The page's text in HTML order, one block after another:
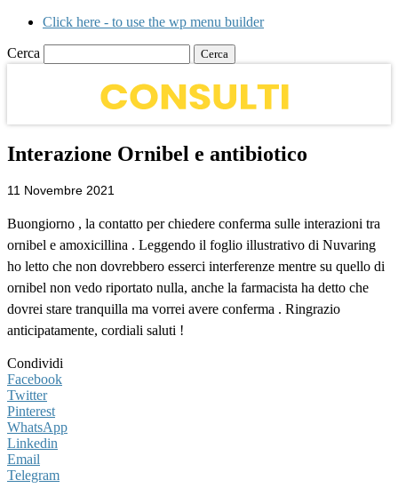
Click here - to use the wp menu builder
Cerca
Interazione Ornibel e antibiotico
11 Novembre 2021
Buongiorno , la contatto per chiedere conferma sulle interazioni tra
ornibel e amoxicillina . Leggendo il foglio illustrativo di Nuvaring
ho letto che non dovrebbero esserci interferenze mentre su quello di
ornibel non vedo riportato nulla, anche la farmacista ha detto che
dovrei stare tranquilla ma vorrei avere conferma . Ringrazio
anticipatamente, cordiali saluti !
Condividi
Facebook
Twitter
Pinterest
WhatsApp
Linkedin
Email
Telegram